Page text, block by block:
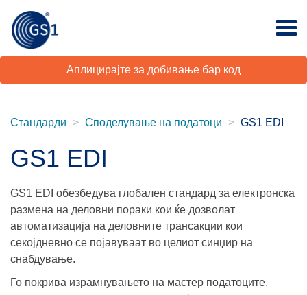
Аплицирајте за добивање бар код
Стандарди Споделување на податоци GS1 EDI
GS1 EDI
GS1 EDI обезбедува глобален стандард за електронска
размена на деловни пораки кои ќе дозволат
автоматизација на деловните трансакции кои
секојдневно се појавуваат во целиот синџир на
снабдување.
Го покрива израмнувањето на мастер податоците,